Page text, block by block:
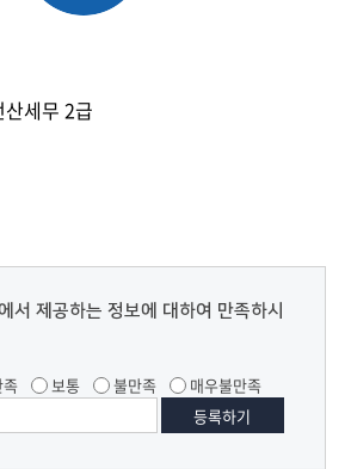
세무 2급
서 제공하는 정보에 대하여 만족하시
족 보통 불만족 매우불만족